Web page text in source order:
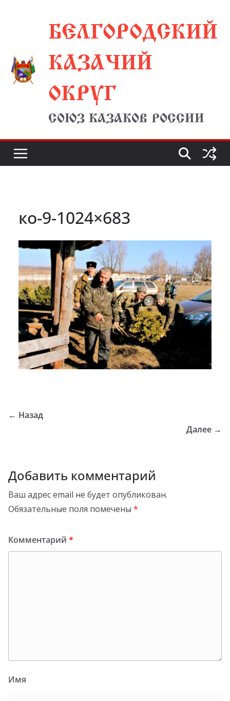
содержимомуБЕЛГОРОДСКИЙ
КАЗАЧИЙ
ОКРУГ
СОЮЗ КАЗАКОВ РОССИИ
ко-9-1024×683
← Назад
Далее →
Добавить комментарий
Ваш адрес email не будет опубликован.
Обязательные поля помечены *
Комментарий *
Имя